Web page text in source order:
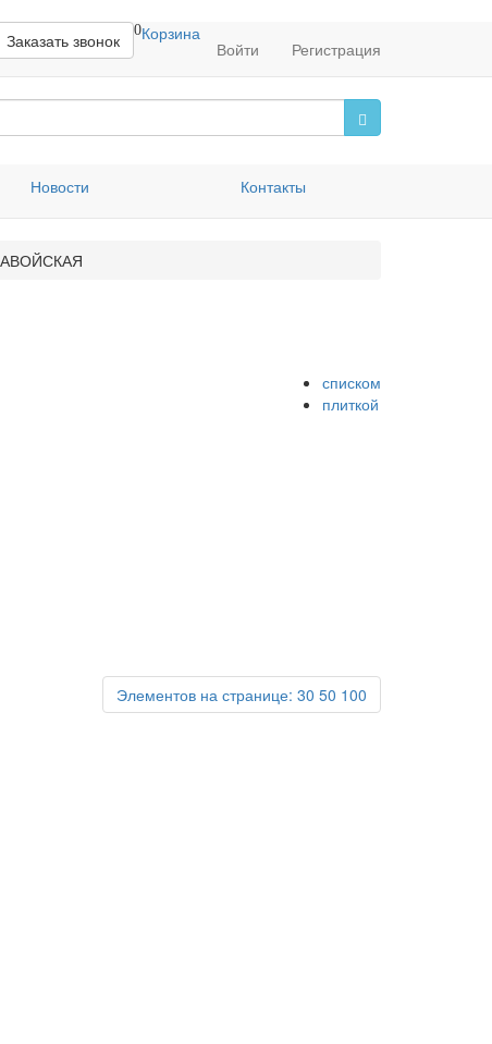
0Корзина
Войти Регистрация
Заказать звонок
Новости Контакты
списком
плиткой
Элементов на странице: 30 50 100